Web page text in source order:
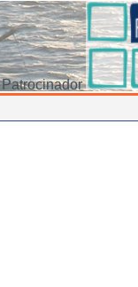
Patrocinador